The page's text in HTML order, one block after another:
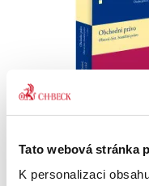
Tato webová stránka
K personalizaci
990,00 Kč